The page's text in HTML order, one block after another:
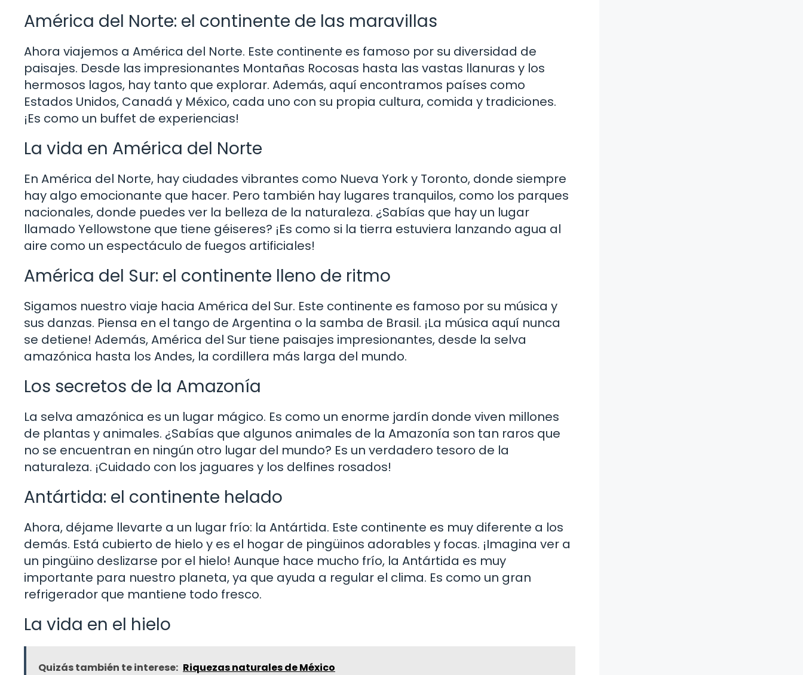
América del Norte: el continente de las maravillas
Ahora viajemos a América del Norte. Este continente es famoso por su diversidad de
paisajes. Desde las impresionantes Montañas Rocosas hasta las vastas llanuras y los
hermosos lagos, hay tanto que explorar. Además, aquí encontramos países como
Estados Unidos, Canadá y México, cada uno con su propia cultura, comida y tradiciones.
¡Es como un buffet de experiencias!
La vida en América del Norte
En América del Norte, hay ciudades vibrantes como Nueva York y Toronto, donde siempre
hay algo emocionante que hacer. Pero también hay lugares tranquilos, como los parques
nacionales, donde puedes ver la belleza de la naturaleza. ¿Sabías que hay un lugar
llamado Yellowstone que tiene géiseres? ¡Es como si la tierra estuviera lanzando agua al
aire como un espectáculo de fuegos artificiales!
América del Sur: el continente lleno de ritmo
Sigamos nuestro viaje hacia América del Sur. Este continente es famoso por su música y
sus danzas. Piensa en el tango de Argentina o la samba de Brasil. ¡La música aquí nunca
se detiene! Además, América del Sur tiene paisajes impresionantes, desde la selva
amazónica hasta los Andes, la cordillera más larga del mundo.
Los secretos de la Amazonía
La selva amazónica es un lugar mágico. Es como un enorme jardín donde viven millones
de plantas y animales. ¿Sabías que algunos animales de la Amazonía son tan raros que
no se encuentran en ningún otro lugar del mundo? Es un verdadero tesoro de la
naturaleza. ¡Cuidado con los jaguares y los delfines rosados!
Antártida: el continente helado
Ahora, déjame llevarte a un lugar frío: la Antártida. Este continente es muy diferente a los
demás. Está cubierto de hielo y es el hogar de pingüinos adorables y focas. ¡Imagina ver a
un pingüino deslizarse por el hielo! Aunque hace mucho frío, la Antártida es muy
importante para nuestro planeta, ya que ayuda a regular el clima. Es como un gran
refrigerador que mantiene todo fresco.
La vida en el hielo
Quizás también te interese: Riquezas naturales de México